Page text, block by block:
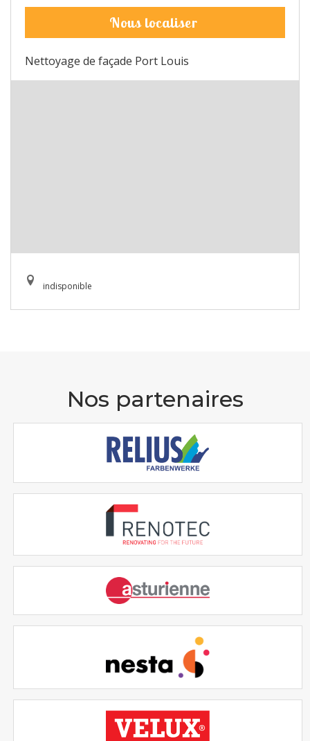
Nous localiser
Nettoyage de façade Port Louis
indisponible
Nos partenaires